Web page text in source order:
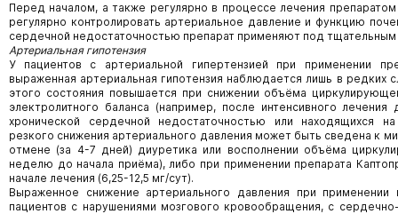
Перед началом, а также регулярно в процессе лечения
регулярно контролировать артериальное давление и функцию
сердечной недостаточностью препарат применяют под
Артериальная гипотензия
У пациентов с артериальной гипертензией при применении
выраженная артериальная гипотензия наблюдается лишь в редких
этого состояния повышается при снижении объёма
электролитного баланса (например, после интенсивного
хронической сердечной недостаточностью или находящихся
резкого снижения артериального давления может быть сведена к
отмене (за 4-7 дней) диуретика или восполнении объёма
неделю до начала приёма), либо при применении препарата
начале лечения (6,25-12,5 мг/сут).
Выраженное снижение артериального давления при применении
пациентов с нарушениями мозгового кровообращения, с